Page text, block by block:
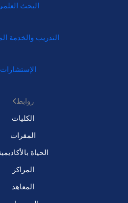
البحث
التدريب والخدمة
الإستشارات
روابط
الكليات
المقرات
الحياة
المراكز
المعاهد